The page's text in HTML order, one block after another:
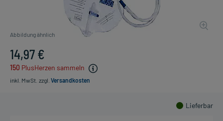
Abbildung ähnlich
14,97 €
150 PlusHerzen sammeln
inkl. MwSt. zzgl. Versandkosten
Lieferbar